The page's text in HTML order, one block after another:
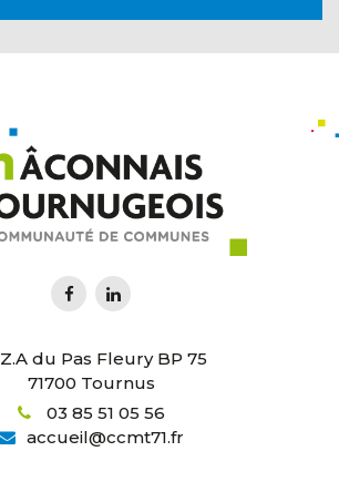
Z.A du Pas Fleury BP 75
71700 Tournus
03 85 51 05 56
accueil@ccmt71.fr